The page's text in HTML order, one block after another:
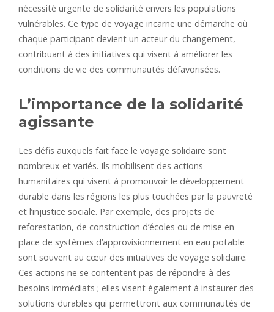
nécessité urgente de solidarité envers les populations
vulnérables. Ce type de voyage incarne une démarche où
chaque participant devient un acteur du changement,
contribuant à des initiatives qui visent à améliorer les
conditions de vie des communautés défavorisées.
L’importance de la solidarité
agissante
Les défis auxquels fait face le voyage solidaire sont
nombreux et variés. Ils mobilisent des actions
humanitaires qui visent à promouvoir le développement
durable dans les régions les plus touchées par la pauvreté
et l’injustice sociale. Par exemple, des projets de
reforestation, de construction d’écoles ou de mise en
place de systèmes d’approvisionnement en eau potable
sont souvent au cœur des initiatives de voyage solidaire.
Ces actions ne se contentent pas de répondre à des
besoins immédiats ; elles visent également à instaurer des
solutions durables qui permettront aux communautés de